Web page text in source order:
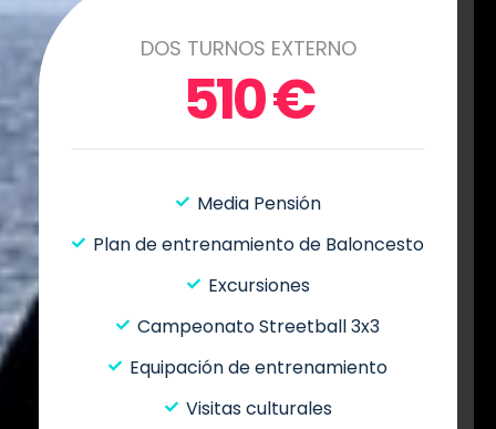
DOS TURNOS EXTERNO
510€
Media Pensión
Plan de entrenamiento de Baloncesto
Excursiones
Campeonato Streetball 3x3
Equipación de entrenamiento
Visitas culturales